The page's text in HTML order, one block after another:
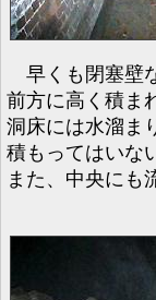
早くも閉塞壁
前方に高く積ま
洞床には水溜ま
積もってはいな
また、中央にも